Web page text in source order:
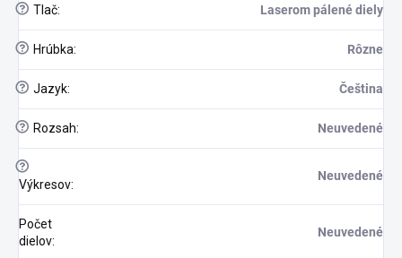
? Tlač: Laserom pálené diely
? Hrúbka: Rôzne
? Jazyk: Čeština
? Rozsah: Neuvedené
?
Výkresov:
Neuvedené
Počet
dielov:
Neuvedené